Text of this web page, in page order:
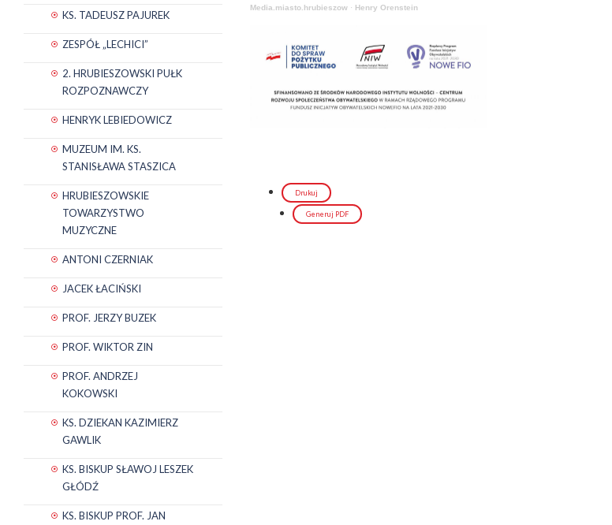
KS. TADEUSZ PAJUREK
ZESPÓŁ „LECHICI”
2. HRUBIESZOWSKI PUŁK
ROZPOZNAWCZY
HENRYK LEBIEDOWICZ
MUZEUM IM. KS.
STANISŁAWA STASZICA
HRUBIESZOWSKIE
TOWARZYSTWO
MUZYCZNE
ANTONI CZERNIAK
JACEK ŁACIŃSKI
PROF. JERZY BUZEK
PROF. WIKTOR ZIN
PROF. ANDRZEJ
KOKOWSKI
KS. DZIEKAN KAZIMIERZ
GAWLIK
KS. BISKUP SŁAWOJ LESZEK
GŁÓDŹ
KS. BISKUP PROF. JAN
Media.miasto.hrubieszow· Henry Orenstein
Drukuj
Generuj PDF